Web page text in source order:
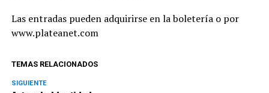
Las entradas pueden adquirirse en la boletería o por
www.plateanet.com
TEMAS RELACIONADOS
SIGUIENTE